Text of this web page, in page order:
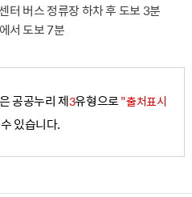
터 버스 정류장 하차 후 도보 3분
서 도보 7분
공공누리 제3유형으로"출처표시
있습니다.